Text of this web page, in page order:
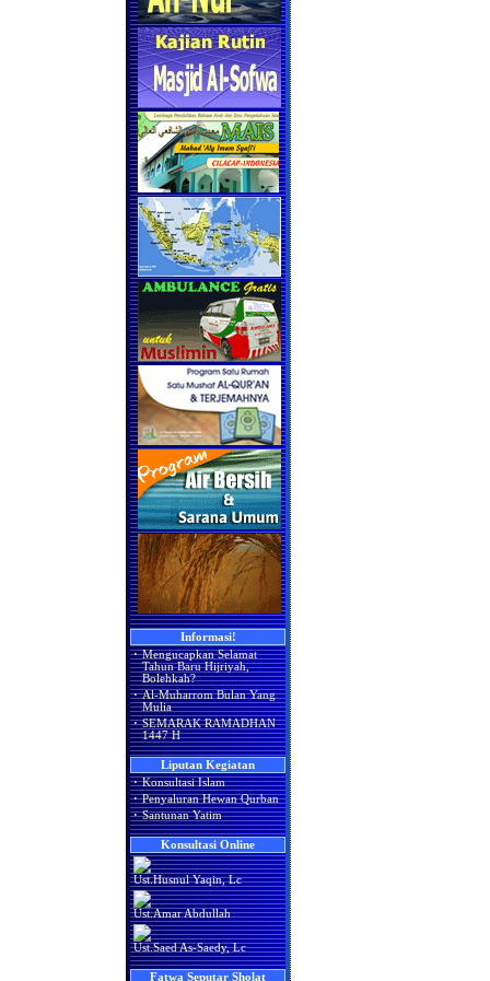
Informasi!
· Mengucapkan Selamat
Tahun Baru Hijriyah,
Bolehkah?
· Al-Muharrom Bulan Yang
Mulia
· SEMARAK RAMADHAN
1447 H
Liputan Kegiatan
· Konsultasi Islam
· Penyaluran Hewan Qurban
· Santunan Yatim
Konsultasi Online
Ust.Husnul Yaqin, Lc
Ust.Amar Abdullah
Ust.Saed As-Saedy, Lc
Fatwa Seputar Sholat